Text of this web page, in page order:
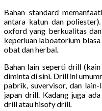
Bahan standard
antara katun dan
oxford yang berkualitas
keperluan laboatorium
obat dan herbal.
Bahan lain seperti drill
diminta di sini. Drill ini
pabrik, suvervisor, dan
japan drill. Kadang juga
drill atau hisofy drill.